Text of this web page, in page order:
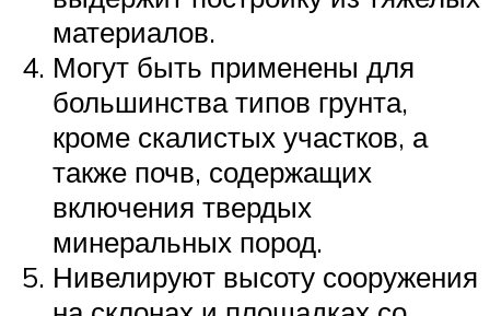
материалов.
Могут быть применены для
большинства типов грунта,
кроме скалистых участков, а
также почв, содержащих
включения твердых
минеральных пород.
Нивелируют высоту сооружения